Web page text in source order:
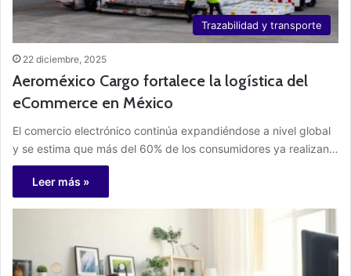
Trazabilidad y transporte
22 diciembre, 2025
Aeroméxico Cargo fortalece la logística del
eCommerce en México
El comercio electrónico continúa expandiéndose a nivel global
y se estima que más del 60% de los consumidores ya realizan…
Leer más »